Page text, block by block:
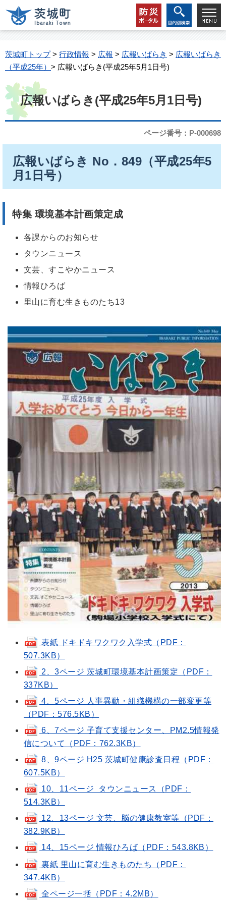
茨城町トップ> 行政情報 > 広報 > 広報いばらき > 広報いばらき
（平成25年） > 広報いばらき(平成25年5月1日号)
広報いばらき(平成25年5月1日号)
ページ番号：P-000698
広報いばらき No．849（平成25年5
月1日号）
特集 環境基本計画策定成
各課からのお知らせ
タウンニュース
文芸、すこやかニュース
情報ひろば
里山に育む生きものたち13
表紙 ドキドキワクワク入学式（PDF：
507.3KB）
2、3ページ 茨城町環境基本計画策定（PDF：
337KB）
4、5ページ 人事異動・組織機構の一部変更等
（PDF：576.5KB）
6、7ページ 子育て支援センター、PM2.5情報発
信について（PDF：762.3KB）
8、9ページ H25 茨城町健康診査日程（PDF：
607.5KB）
10、11ページ タウンニュース（PDF：
514.3KB）
12、13ページ 文芸、脳の健康教室等（PDF：
382.9KB）
14、15ページ 情報ひろば（PDF：543.8KB）
裏紙 里山に育む生きものたち（PDF：
347.4KB）
全ページ一括（PDF：4.2MB）